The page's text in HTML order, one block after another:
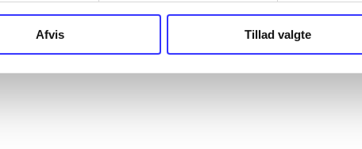
Afvis Tillad valgte